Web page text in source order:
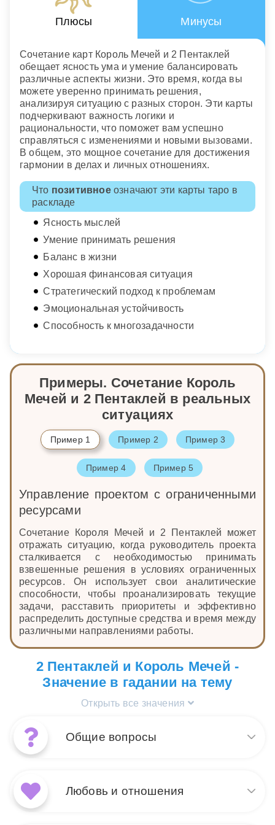
Плюсы Минусы
Сочетание карт Король Мечей и 2 Пентаклей
обещает ясность ума и умение балансировать
различные аспекты жизни. Это время, когда вы
можете уверенно принимать решения,
анализируя ситуацию с разных сторон. Эти карты
подчеркивают важность логики и
рациональности, что поможет вам успешно
справляться с изменениями и новыми вызовами.
В общем, это мощное сочетание для достижения
гармонии в делах и личных отношениях.
Что позитивноеозначают эти карты таро в
раскладе
Ясность мыслей
Умение принимать решения
Баланс в жизни
Хорошая финансовая ситуация
Стратегический подход к проблемам
Эмоциональная устойчивость
Способность к многозадачности
Примеры. Сочетание Король
Мечей и 2 Пентаклей в реальных
ситуациях
Пример 1 Пример 2 Пример 3
Пример 4 Пример 5
Управление проектом с ограниченными
ресурсами
Сочетание Короля Мечей и 2 Пентаклей может
отражать ситуацию, когда руководитель проекта
сталкивается с необходимостью принимать
взвешенные решения в условиях ограниченных
ресурсов. Он использует свои аналитические
способности, чтобы проанализировать текущие
задачи, расставить приоритеты и эффективно
распределить доступные средства и время между
различными направлениями работы.
2 Пентаклей и Король Мечей -
Значение в гадании на тему
Открыть все значения
Общие вопросы
Пентаклей в раскладах на
Любовь и отношения